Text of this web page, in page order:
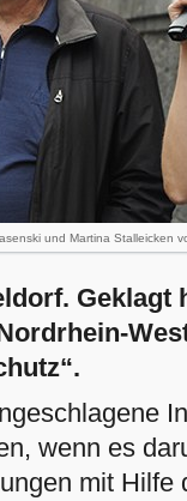
und Martina Stalleicken
Geklagt
wenn es
mit Hilfe